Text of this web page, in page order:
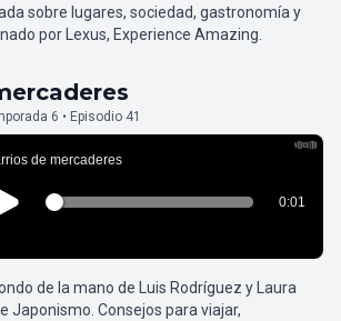
sobre lugares, sociedad, gastronomía y
por Lexus, Experience Amazing.
6 • Episodio 41
de la mano de Luis Rodríguez y Laura
Japonismo. Consejos para viajar,